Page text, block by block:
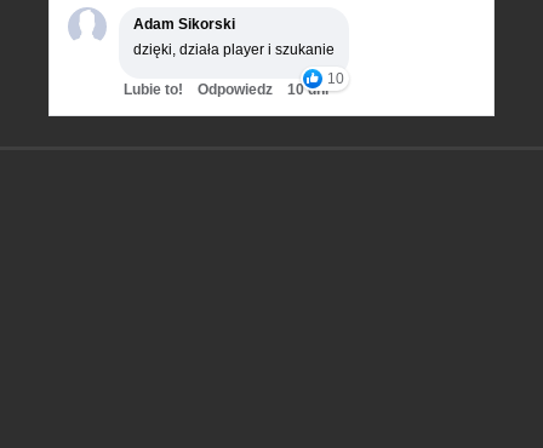
Adam Sikorski
dzięki, działa player i szukanie
10
Lubie to! Odpowiedz 10 dni